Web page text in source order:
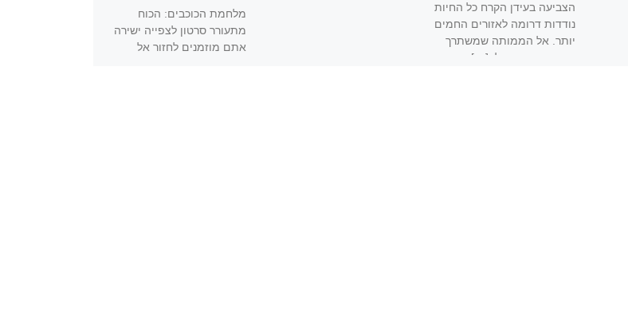
הצביעה בעידן הקרח כל החיות
נודדות דרומה לאזורים החמים
יותר. אל הממותה שמשתרך
מאחור נצמד עצלן […]
מלחמת הכוכבים: הכוח
מתעורר סרטון לצפייה ישירה
אתם מוזמנים לחזור אל